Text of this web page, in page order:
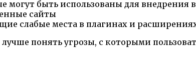
могут быть использованы для внедрения
сайты
слабые места в плагинах и расширениях
понять угрозы, с которыми